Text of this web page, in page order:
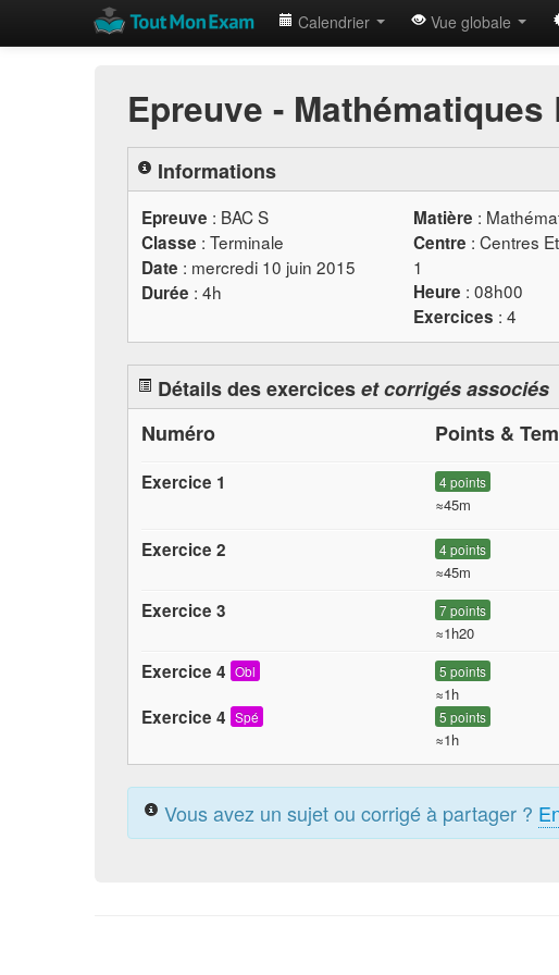
Calendrier Vue globale
Epreuve -
Informations
Epreuve : BACS Matière :
Classe : Terminale Centre : Centres
1
Date : mercredi 10 juin 2015
Heure : 08h00
Durée : 4h
Exercices : 4
Détails des exerciceset corrigés associés
Numéro
Points &
Exercice 1 4 points
≈45m
Exercice 2 4 points
≈45m
Exercice 3 7 points
≈1h20
Exercice 4 Obl 5 points
≈1h
Exercice 4 Spé 5 points
≈1h
Vous avez un sujet ou corrigé à partager ?